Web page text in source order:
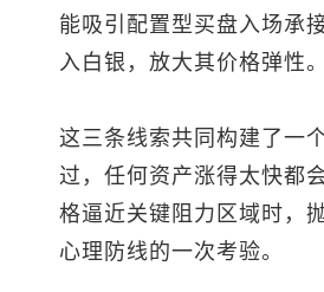
能吸引配置型买盘入场承
入白银，放大其价格弹性。
这三条线索共同构建了一
过，任何资产涨得太快都
格逼近关键阻力区域时，
心理防线的一次考验。